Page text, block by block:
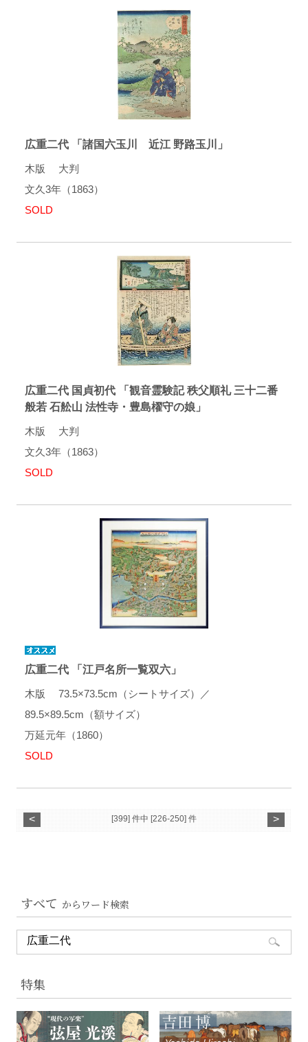
広重二代 「諸国六玉川 近江 野路玉川」
木版 大判
文久3年（1863）
SOLD
広重二代 国貞初代 「観音霊験記 秩父順礼 三十二番
般若 石舩山 法性寺・豊島櫂守の娘」
木版 大判
文久3年（1863）
SOLD
広重二代 「江戸名所一覧双六」
木版 73.5×73.5cm（シートサイズ）／
89.5×89.5cm（額サイズ）
万延元年（1860）
SOLD
[399] 件中 [226-250] 件
< >
すべて からワード検索
特集